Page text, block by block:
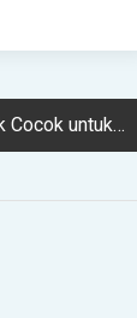
untuk Pendaki